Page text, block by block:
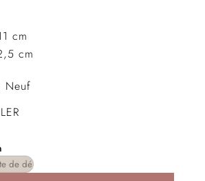
cm
cm
Neuf